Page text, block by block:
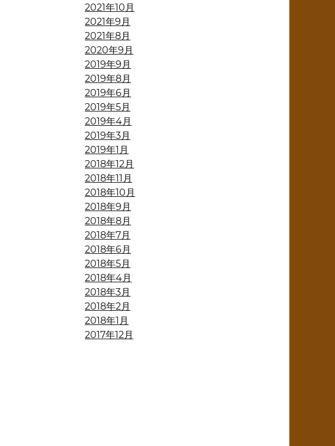
2021年10月
2021年9月
2021年8月
2020年9月
2019年9月
2019年8月
2019年6月
2019年5月
2019年4月
2019年3月
2019年1月
2018年12月
2018年11月
2018年10月
2018年9月
2018年8月
2018年7月
2018年6月
2018年5月
2018年4月
2018年3月
2018年2月
2018年1月
2017年12月